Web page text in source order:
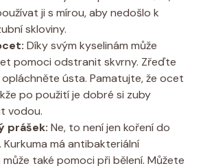
ji s mírou, aby nedošlo k
skloviny.
Díky svým kyselinám může
pomoci odstranit skvrny. Zřeďte
ústa. Pamatujte, že ocet
po použití je dobré si zuby
vodou.
prášek: Ne, to není jen koření do
Kurkuma má antibakteriální
také pomoci při bělení. Můžete